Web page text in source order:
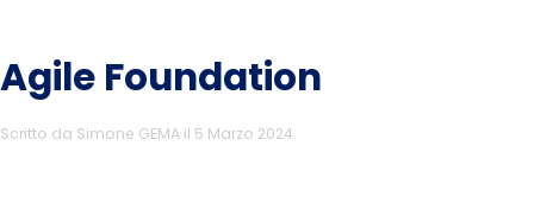
Agile Foundation
Scritto da Simone GEMA il 5 Marzo 2024.